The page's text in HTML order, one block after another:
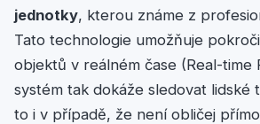
jednotky, kterou známe z
Tato technologie umožňuje
objektů v reálném čase (Real-time
systém tak dokáže sledovat lidské
to i v případě, že není obličej